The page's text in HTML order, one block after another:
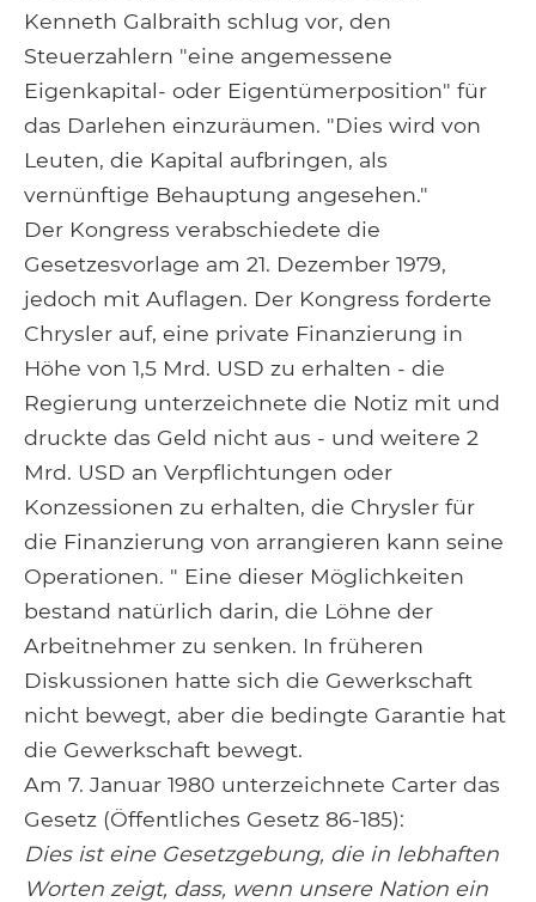
Kenneth Galbraith schlug vor, den
Steuerzahlern "eine angemessene
Eigenkapital- oder Eigentümerposition" für
das Darlehen einzuräumen. "Dies wird von
Leuten, die Kapital aufbringen, als
vernünftige Behauptung angesehen."
Der Kongress verabschiedete die
Gesetzesvorlage am 21. Dezember 1979,
jedoch mit Auflagen. Der Kongress forderte
Chrysler auf, eine private Finanzierung in
Höhe von 1,5 Mrd. USD zu erhalten - die
Regierung unterzeichnete die Notiz mit und
druckte das Geld nicht aus - und weitere 2
Mrd. USD an Verpflichtungen oder
Konzessionen zu erhalten, die Chrysler für
die Finanzierung von arrangieren kann seine
Operationen. " Eine dieser Möglichkeiten
bestand natürlich darin, die Löhne der
Arbeitnehmer zu senken. In früheren
Diskussionen hatte sich die Gewerkschaft
nicht bewegt, aber die bedingte Garantie hat
die Gewerkschaft bewegt.
Am 7. Januar 1980 unterzeichnete Carter das
Gesetz (Öffentliches Gesetz 86-185):
Dies ist eine Gesetzgebung, die in lebhaften
Worten zeigt, dass, wenn unsere Nation ein